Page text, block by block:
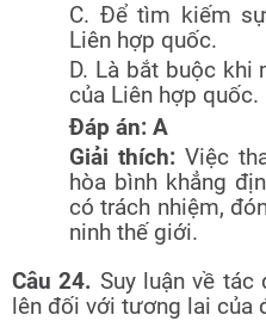
C. Để tìm kiếm
Liên hợp quốc.
D. Là bắt buộc khi
của Liên hợp quốc.
Đáp án: A
Giải thích: Việc
hòa bình khẳng
có trách nhiệm,
ninh thế giới.
Câu 24. Suy luận về tác
lên đối với tương lai của